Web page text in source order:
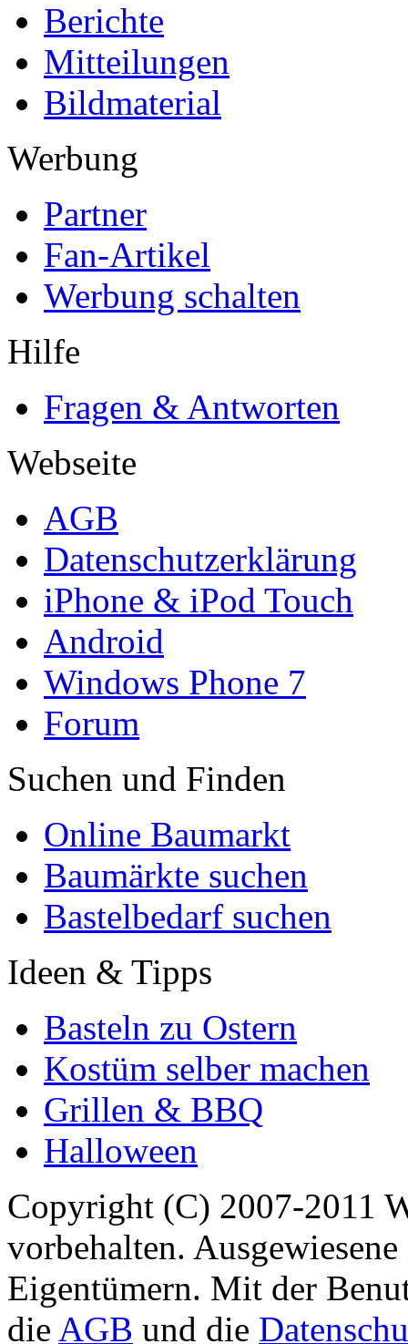
Berichte
Mitteilungen
Bildmaterial
Werbung
Partner
Fan-Artikel
Werbung schalten
Hilfe
Fragen & Antworten
Webseite
AGB
Datenschutzerklärung
iPhone & iPod Touch
Android
Windows Phone 7
Forum
Suchen und Finden
Online Baumarkt
Baumärkte suchen
Bastelbedarf suchen
Ideen & Tipps
Basteln zu Ostern
Kostüm selber machen
Grillen & BBQ
Halloween
Copyright (C) 2007-2011
vorbehalten.
Eigentümern. Mit der
die AGB und die